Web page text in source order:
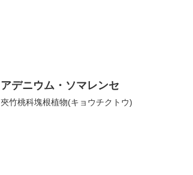
アデニウム・ソマレンセ
夾竹桃科塊根植物(キョウチクトウ)